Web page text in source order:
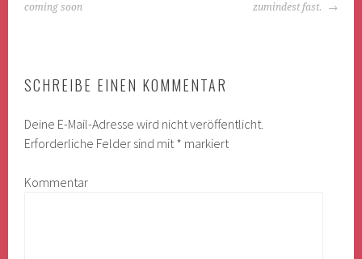
NAVIGATION
coming soon
zumindest fast.
SCHREIBE EINEN KOMMENTAR
Deine E-Mail-Adresse wird nicht veröffentlicht.
Erforderliche Felder sind mit* markiert
Kommentar